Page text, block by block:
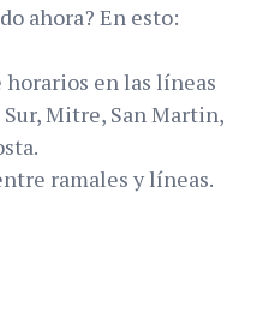
ahora? En esto:
horarios en las líneas
Mitre, San Martin,
ramales y líneas.